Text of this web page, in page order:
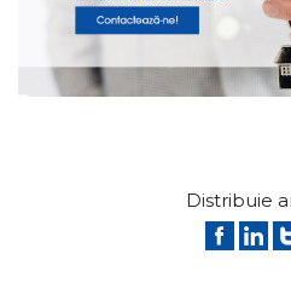
Distribuie